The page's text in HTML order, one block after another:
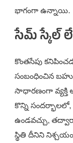
భాగంగా ఉన్నాయి.
సేమ్ స్కేల్
కొంతసేపు
సంబంధించిన
సాధారణంగా వ్యక్తి
కొన్ని సందర్భాలలో,
ఉండవచ్చు,
స్థితి దీనిని